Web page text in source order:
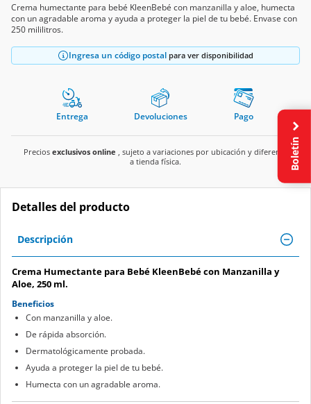
Crema humectante para bebé KleenBebé con manzanilla y aloe, humecta
con un agradable aroma y ayuda a proteger la piel de tu bebé. Envase con
250 mililitros.
Ingresa un código postal para ver disponibilidad
Entrega Devoluciones Pago
Precios exclusivos online , sujeto a variaciones por ubicación y diferente
a tienda física.
Detalles del producto
Descripción
Crema Humectante para Bebé KleenBebé con Manzanilla y
Aloe, 250 ml.
Beneficios
Con manzanilla y aloe.
De rápida absorción.
Dermatológicamente probada.
Ayuda a proteger la piel de tu bebé.
Humecta con un agradable aroma.
Boletín